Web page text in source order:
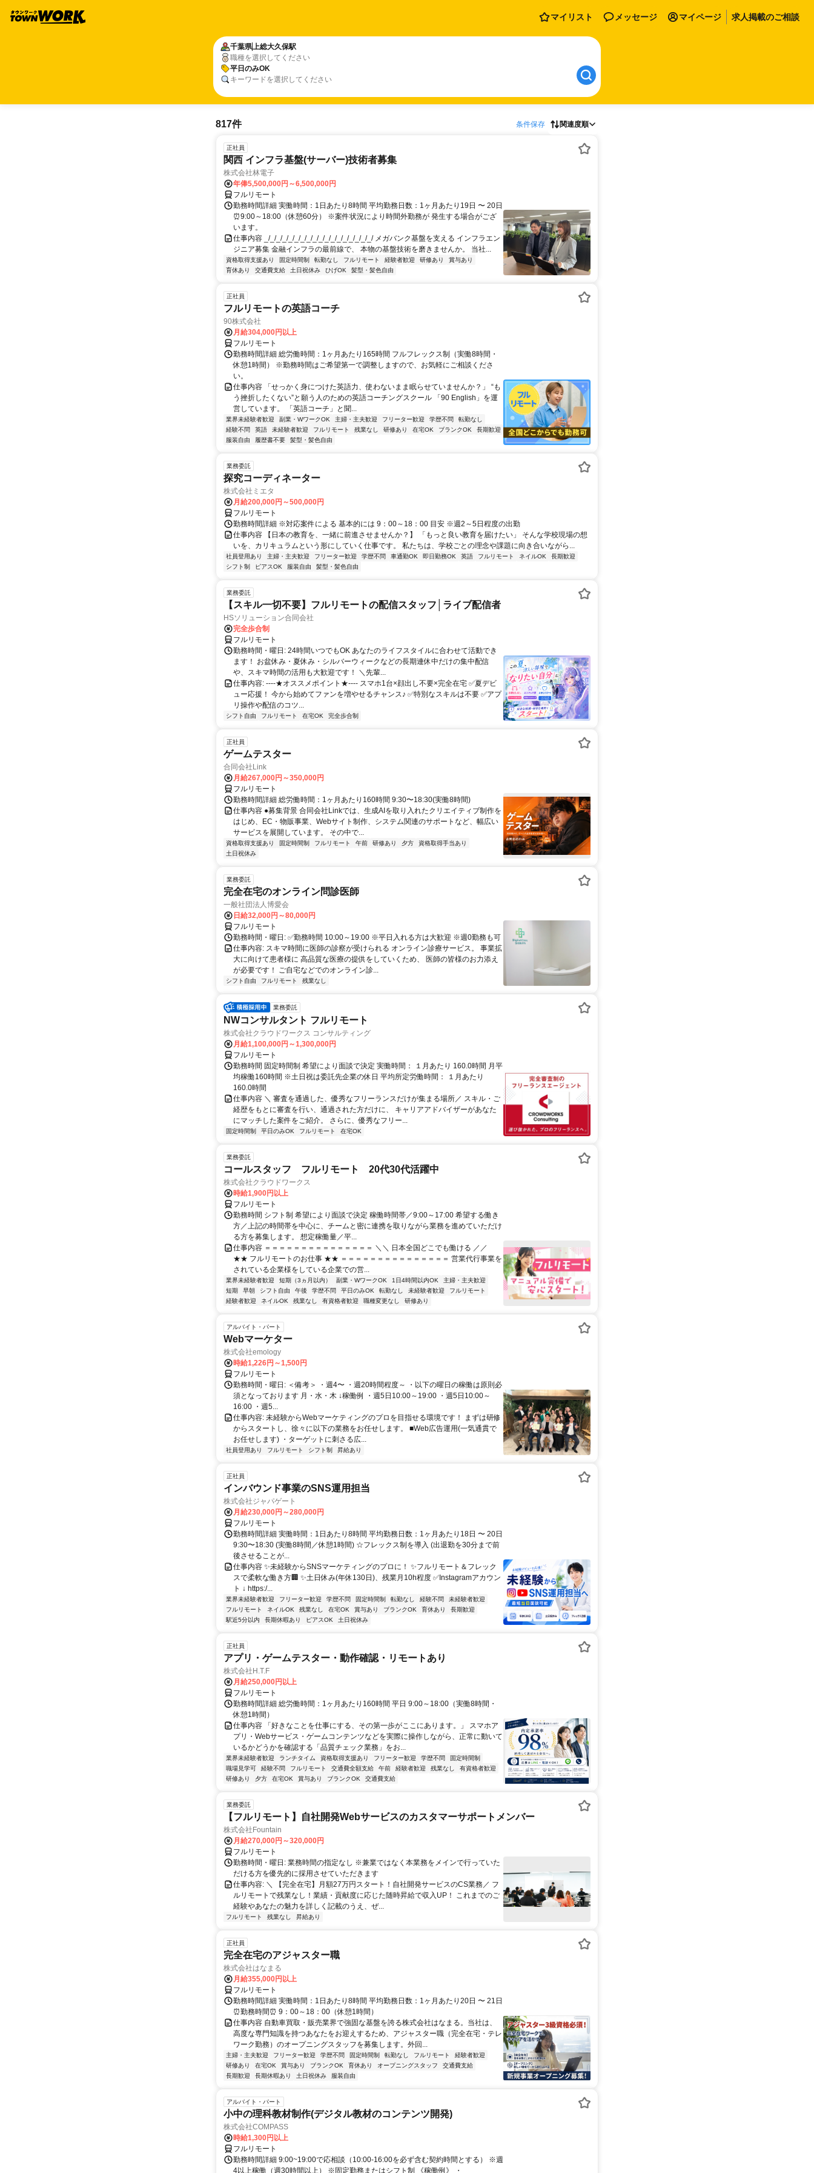
マイリスト メッセージ マイページ 求人掲載のご相談
千葉県上総大久保駅
職種を選択してください
平日のみOK
キーワードを選択してください
817件 条件保存 関連度順
正社員
関西 インフラ基盤(サーバー)技術者募集
株式会社林電子
年俸5,500,000円～6,500,000円
フルリモート
勤務時間詳細 実働時間：1日あたり8時間 平均勤務日数：1ヶ月あたり19日 〜 20日
⏰9:00～18:00（休憩60分） ※案件状況により時間外勤務が 発生する場合がござ
います。
仕事内容 _/_/_/_/_/_/_/_/_/_/_/_/_/_/_/_/_/_/ メガバンク基盤を支える インフラエン
ジニア募集 金融インフラの最前線で、 本物の基盤技術を磨きませんか。 当社...
資格取得支援あり 固定時間制 転勤なし フルリモート 経験者歓迎 研修あり
賞与あり
育休あり
交通費支給 土日祝休み ひげOK 髪型・髪色自由
正社員
フルリモートの英語コーチ
90株式会社
月給304,000円以上
フルリモート
勤務時間詳細 総労働時間：1ヶ月あたり165時間 フルフレックス制（実働8時間・
休憩1時間） ※勤務時間はご希望第一で調整しますので、お気軽にご相談くださ
い。
仕事内容 「せっかく身につけた英語力、使わないまま眠らせていませんか？」 “も
う挫折したくない”と願う人のための英語コーチングスクール 「90 English」を運
営しています。 「英語コーチ」と聞...
業界未経験者歓迎 副業・WワークOK 主婦・主夫歓迎 フリーター歓迎 学歴不問
転勤なし
経験不問
英語 未経験者歓迎 フルリモート 残業なし 研修あり 在宅OK ブランクOK
長期歓迎
服装自由
履歴書不要 髪型・髪色自由
業務委託
探究コーディネーター
株式会社ミエタ
月給200,000円～500,000円
フルリモート
勤務時間詳細 ※対応案件による 基本的には 9：00～18：00 目安 ※週2～5日程度の出勤
仕事内容 【日本の教育を、一緒に前進させませんか？】 「もっと良い教育を届けたい」 そんな学校現場の想
いを、カリキュラムという形にしていく仕事です。 私たちは、学校ごとの理念や課題に向き合いながら...
社員登用あり 主婦・主夫歓迎 フリーター歓迎 学歴不問 車通勤OK 即日勤務OK 英語 フルリモート ネイルOK
長期歓迎
シフト制
ピアスOK 服装自由 髪型・髪色自由
業務委託
【スキル一切不要】フルリモートの配信スタッフ│ライブ配信者
HSソリューション合同会社
完全歩合制
フルリモート
勤務時間・曜日: 24時間いつでもOK あなたのライフスタイルに合わせて活動でき
ます！ お盆休み・夏休み・シルバーウィークなどの長期連休中だけの集中配信
や、スキマ時間の活用も大歓迎です！ ＼先輩...
仕事内容: ----★オススメポイント★---- スマホ1台×顔出し不要×完全在宅 ✅️夏デビ
ュー応援！ 今から始めてファンを増やせるチャンス♪ ✅️特別なスキルは不要 ✅️アプ
リ操作や配信のコツ...
シフト自由 フルリモート 在宅OK 完全歩合制
正社員
ゲームテスター
合同会社Link
月給267,000円～350,000円
フルリモート
勤務時間詳細 総労働時間：1ヶ月あたり160時間 9:30〜18:30(実働8時間)
仕事内容 ●募集背景 合同会社Linkでは、生成AIを取り入れたクリエイティブ制作を
はじめ、EC・物販事業、Webサイト制作、システム関連のサポートなど、幅広い
サービスを展開しています。 その中で...
資格取得支援あり 固定時間制 フルリモート 午前 研修あり 夕方
資格取得手当あり
土日祝休み
業務委託
完全在宅のオンライン問診医師
一般社団法人博愛会
日給32,000円～80,000円
フルリモート
勤務時間・曜日: ✅勤務時間 10:00～19:00 ※平日入れる方は大歓迎 ※週0勤務も可
仕事内容: スキマ時間に医師の診察が受けられる オンライン診療サービス。 事業拡
大に向けて患者様に 高品質な医療の提供をしていくため、 医師の皆様のお力添え
が必要です！ ご自宅などでのオンライン診...
シフト自由 フルリモート 残業なし
業務委託
NWコンサルタント フルリモート
株式会社クラウドワークス コンサルティング
月給1,100,000円～1,300,000円
フルリモート
勤務時間 固定時間制 希望により面談で決定 実働時間： １月あたり 160.0時間 月平
均稼働160時間 ※土日祝は委託先企業の休日 平均所定労働時間： １月あたり
160.0時間
仕事内容 ＼ 審査を通過した、優秀なフリーランスだけが集まる場所／ スキル・ご
経歴をもとに審査を行い、通過された方だけに、 キャリアアドバイザーがあなた
にマッチした案件をご紹介。 さらに、優秀なフリー...
固定時間制 平日のみOK フルリモート 在宅OK
業務委託
コールスタッフ フルリモート 20代30代活躍中
株式会社クラウドワークス
時給1,900円以上
フルリモート
勤務時間 シフト制 希望により面談で決定 稼働時間帯／9:00～17:00 希望する働き
方／上記の時間帯を中心に、チームと密に連携を取りながら業務を進めていただけ
る方を募集します。 想定稼働量／平...
仕事内容 ＝＝＝＝＝＝＝＝＝＝＝＝＝＝＝ ＼＼ 日本全国どこでも働ける ／／
★★ フルリモートのお仕事 ★★ ＝＝＝＝＝＝＝＝＝＝＝＝＝＝＝ 営業代行事業を
されている企業様をしている企業での営...
業界未経験者歓迎 短期（3ヵ月以内） 副業・WワークOK 1日4時間以内OK
主婦・主夫歓迎
短期
早朝 シフト自由 午後 学歴不問 平日のみOK 転勤なし 未経験者歓迎
フルリモート
経験者歓迎
ネイルOK 残業なし 有資格者歓迎 職種変更なし 研修あり
アルバイト・パート
Webマーケター
株式会社emology
時給1,226円～1,500円
フルリモート
勤務時間・曜日: ＜備考＞ ・週4〜 ・週20時間程度～ ・以下の曜日の稼働は原則必
須となっております 月・水・木 ↓稼働例 ・週5日10:00～19:00 ・週5日10:00～
16:00 ・週5...
仕事内容: 未経験からWebマーケティングのプロを目指せる環境です！ まずは研修
からスタートし、徐々に以下の業務をお任せします。 ■Web広告運用(一気通貫で
お任せします) ・ターゲットに刺さる広...
社員登用あり フルリモート シフト制 昇給あり
正社員
インバウンド事業のSNS運用担当
株式会社ジャパゲート
月給230,000円～280,000円
フルリモート
勤務時間詳細 実働時間：1日あたり8時間 平均勤務日数：1ヶ月あたり18日 〜 20日
9:30〜18:30 (実働8時間／休憩1時間) ☆フレックス制を導入 (出退勤を30分まで前
後させることが...
仕事内容 ✨未経験からSNSマーケティングのプロに！ ✨フルリモート＆フレック
スで柔軟な働き方🏢 ✨土日休み(年休130日)、残業月10h程度 ✅Instagramアカウン
ト ↓ https:/...
業界未経験者歓迎 フリーター歓迎 学歴不問 固定時間制 転勤なし 経験不問
未経験者歓迎
フルリモート
ネイルOK 残業なし 在宅OK 賞与あり ブランクOK 育休あり
長期歓迎
駅近5分以内
長期休暇あり ピアスOK 土日祝休み
正社員
アプリ・ゲームテスター・動作確認・リモートあり
株式会社H.T.F
月給250,000円以上
フルリモート
勤務時間詳細 総労働時間：1ヶ月あたり160時間 平日 9:00～18:00（実働8時間・
休憩1時間）
仕事内容 「好きなことを仕事にする、その第一歩がここにあります。」 スマホア
プリ・Webサービス・ゲームコンテンツなどを実際に操作しながら、正常に動いて
いるかどうかを確認する「品質チェック業務」をお...
業界未経験者歓迎 ランチタイム 資格取得支援あり フリーター歓迎 学歴不問
固定時間制
職場見学可
経験不問 フルリモート 交通費全額支給 午前 経験者歓迎 残業なし
有資格者歓迎
研修あり
夕方 在宅OK 賞与あり ブランクOK 交通費支給
業務委託
【フルリモート】自社開発Webサービスのカスタマーサポートメンバー
株式会社Fountain
月給270,000円～320,000円
フルリモート
勤務時間・曜日: 業務時間の指定なし ※兼業ではなく本業務をメインで行っていた
だける方を優先的に採用させていただきます
仕事内容: ＼ 【完全在宅】月額27万円スタート！自社開発サービスのCS業務／ フ
ルリモートで残業なし！業績・貢献度に応じた随時昇給で収入UP！ これまでのご
経験やあなたの魅力を詳しく記載のうえ、ぜ...
フルリモート 残業なし 昇給あり
正社員
完全在宅のアジャスター職
株式会社はなまる
月給355,000円以上
フルリモート
勤務時間詳細 実働時間：1日あたり8時間 平均勤務日数：1ヶ月あたり20日 〜 21日
⏰勤務時間⏰ 9：00～18：00（休憩1時間）
仕事内容 自動車買取・販売業界で強固な基盤を誇る株式会社はなまる。当社は、
高度な専門知識を持つあなたをお迎えするため、アジャスター職（完全在宅・テレ
ワーク勤務）のオープニングスタッフを募集します。外回...
主婦・主夫歓迎 フリーター歓迎 学歴不問 固定時間制 転勤なし フルリモート
経験者歓迎
研修あり
在宅OK 賞与あり ブランクOK 育休あり オープニングスタッフ
交通費支給
長期歓迎
長期休暇あり 土日祝休み 服装自由
アルバイト・パート
小中の理科教材制作(デジタル教材のコンテンツ開発)
株式会社COMPASS
時給1,300円以上
フルリモート
勤務時間詳細 9:00~19:00で応相談（10:00-16:00を必ず含む契約時間とする） ※週
4以上稼働（週30時間以上） ※固定勤務またはシフト制 《稼働例》 ・